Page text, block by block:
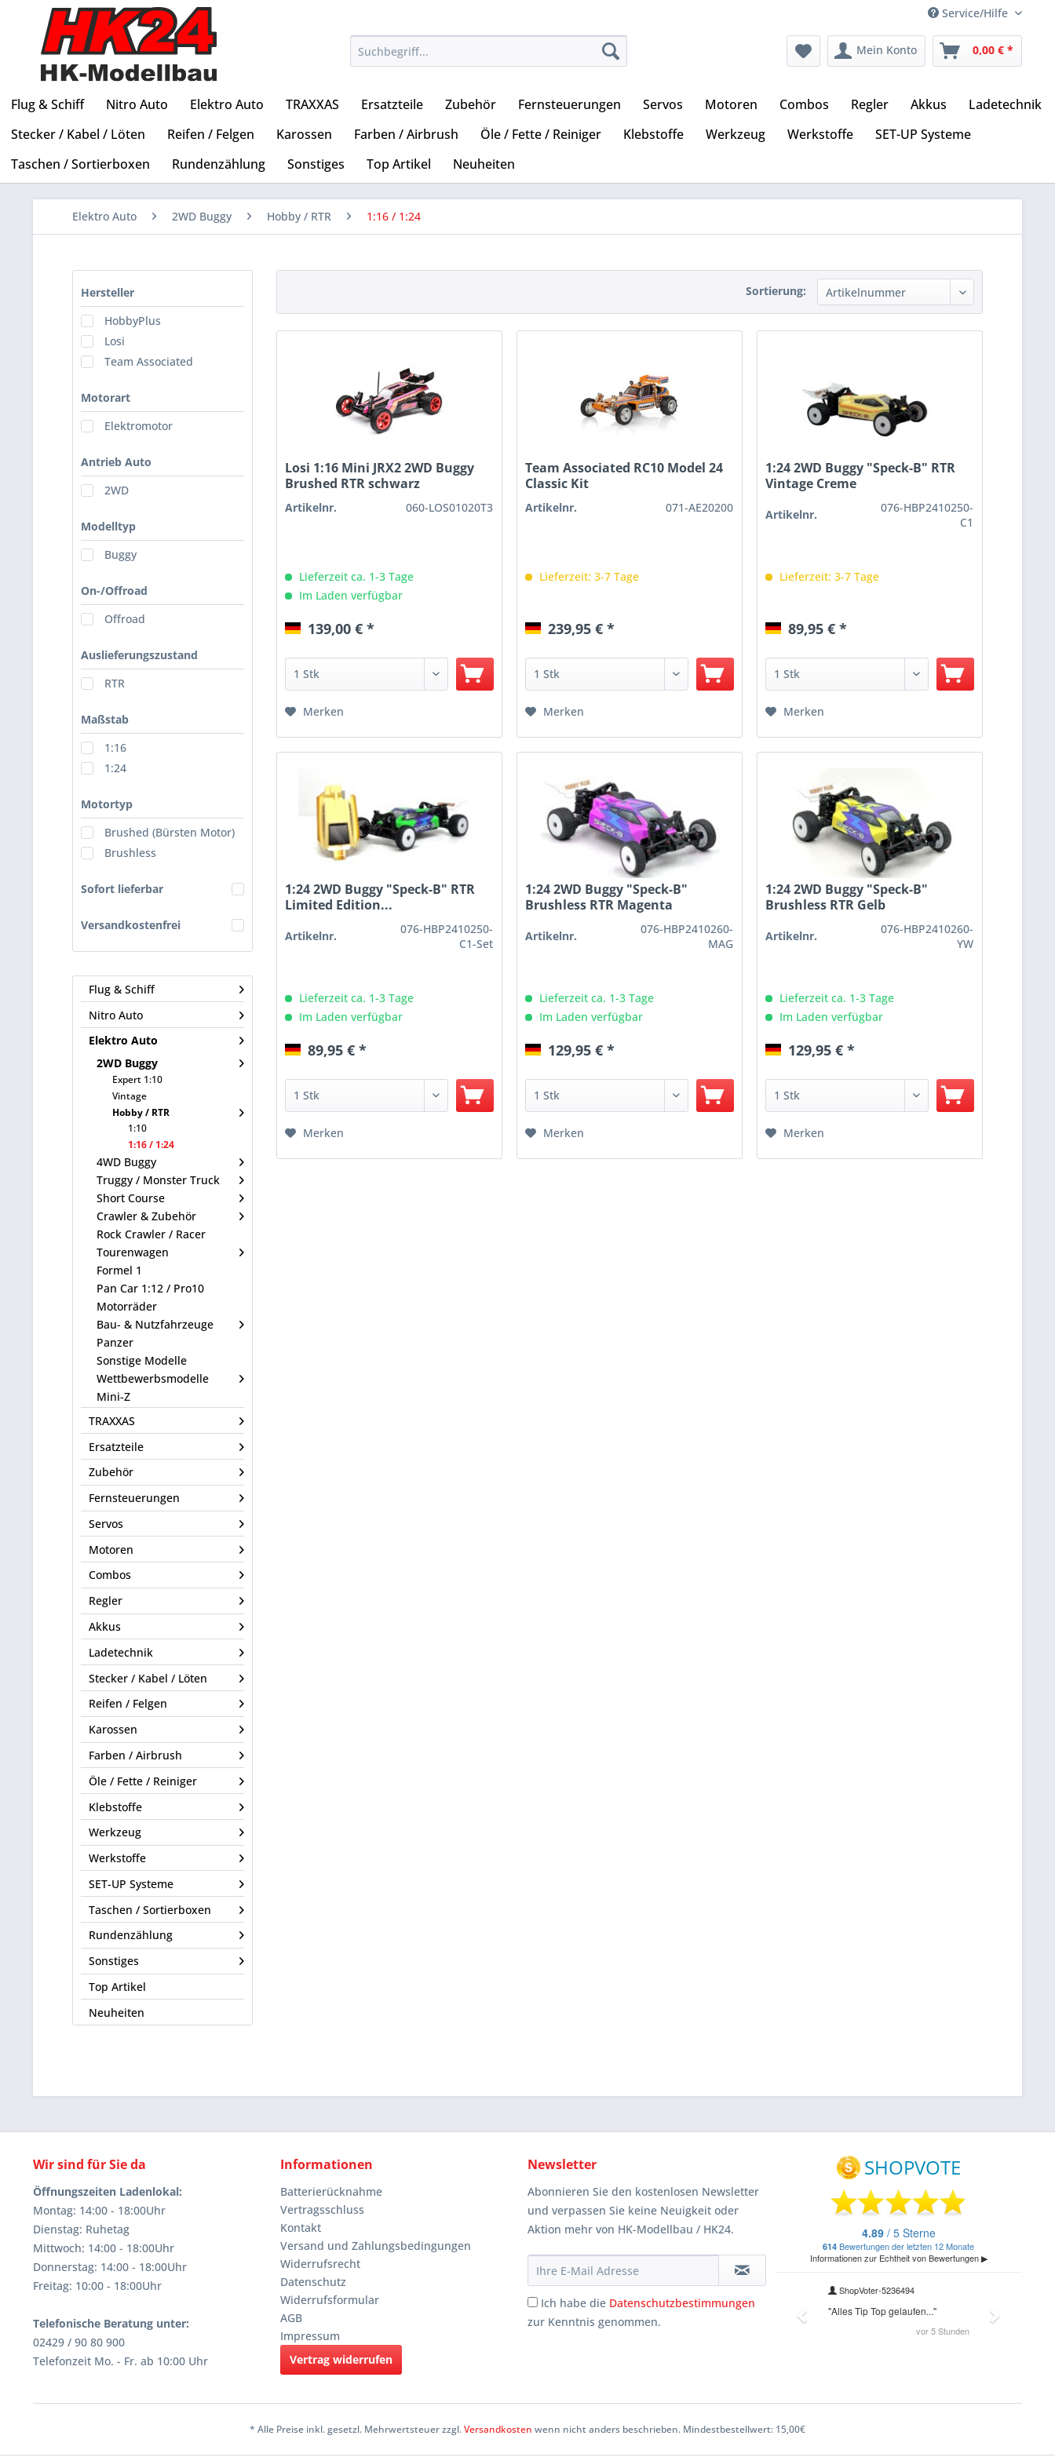
Service/Hilfe
Mein Konto 0,00 € *
Flug & Schiff Nitro Auto Elektro Auto TRAXXAS Ersatzteile Zubehör Fernsteuerungen Servos Motoren Combos Regler Akkus
Ladetechnik
Stecker / Kabel / Löten
Reifen / Felgen Karossen Farben / Airbrush Öle / Fette / Reiniger Klebstoffe Werkzeug Werkstoffe
SET-UP Systeme
Taschen / Sortierboxen
Rundenzählung Sonstiges Top Artikel Neuheiten
Elektro Auto 2WD Buggy Hobby / RTR 1:16 / 1:24
Hersteller
HobbyPlus
Losi
Team Associated
Motorart
Elektromotor
Antrieb Auto
2WD
Modelltyp
Buggy
On-/Offroad
Offroad
Auslieferungszustand
RTR
Maßstab
1:16
1:24
Motortyp
Brushed (Bürsten Motor)
Brushless
Sofort lieferbar
Versandkostenfrei
Flug & Schiff
Nitro Auto
Elektro Auto
2WD Buggy
Expert 1:10
Vintage
Hobby / RTR
1:10
1:16 / 1:24
4WD Buggy
Truggy / Monster Truck
Short Course
Crawler & Zubehör
Rock Crawler / Racer
Tourenwagen
Formel 1
Pan Car 1:12 / Pro10
Motorräder
Bau- & Nutzfahrzeuge
Panzer
Sonstige Modelle
Wettbewerbsmodelle
Mini-Z
TRAXXAS
Ersatzteile
Zubehör
Fernsteuerungen
Servos
Motoren
Combos
Regler
Akkus
Ladetechnik
Stecker / Kabel / Löten
Reifen / Felgen
Karossen
Farben / Airbrush
Öle / Fette / Reiniger
Klebstoffe
Werkzeug
Werkstoffe
SET-UP Systeme
Taschen / Sortierboxen
Rundenzählung
Sonstiges
Top Artikel
Neuheiten
Sortierung:
Losi 1:16 Mini JRX2 2WD Buggy
Brushed RTR schwarz
Artikelnr. 060-LOS01020T3
Lieferzeit ca. 1-3 Tage
Im Laden verfügbar
139,00 € *
Merken
Team Associated RC10 Model 24
Classic Kit
Artikelnr. 071-AE20200
Lieferzeit: 3-7 Tage
239,95 € *
Merken
1:24 2WD Buggy "Speck-B" RTR
Vintage Creme
Artikelnr.
076-HBP2410250-
C1
Lieferzeit: 3-7 Tage
89,95 € *
Merken
1:24 2WD Buggy "Speck-B" RTR
Limited Edition...
Artikelnr.
076-HBP2410250-
C1-Set
Lieferzeit ca. 1-3 Tage
Im Laden verfügbar
89,95 € *
Merken
1:24 2WD Buggy "Speck-B"
Brushless RTR Magenta
Artikelnr.
076-HBP2410260-
MAG
Lieferzeit ca. 1-3 Tage
Im Laden verfügbar
129,95 € *
Merken
1:24 2WD Buggy "Speck-B"
Brushless RTR Gelb
Artikelnr.
076-HBP2410260-
YW
Lieferzeit ca. 1-3 Tage
Im Laden verfügbar
129,95 € *
Merken
Wir sind für Sie da
Öffnungszeiten Ladenlokal:
Montag: 14:00 - 18:00Uhr
Dienstag: Ruhetag
Mittwoch: 14:00 - 18:00Uhr
Donnerstag: 14:00 - 18:00Uhr
Freitag: 10:00 - 18:00Uhr
Telefonische Beratung unter:
02429 / 90 80 900
Telefonzeit Mo. - Fr. ab 10:00 Uhr
Informationen
Batterierücknahme
Vertragsschluss
Kontakt
Versand und Zahlungsbedingungen
Widerrufsrecht
Datenschutz
Widerrufsformular
AGB
Impressum
Vertrag widerrufen
Newsletter
Abonnieren Sie den kostenlosen Newsletter
und verpassen Sie keine Neuigkeit oder
Aktion mehr von HK-Modellbau / HK24.
Ich habe die Datenschutzbestimmungen
zur Kenntnis genommen.
* Alle Preise inkl. gesetzl. Mehrwertsteuer zzgl.Versandkosten wenn nicht anders beschrieben. Mindestbestellwert: 15,00€